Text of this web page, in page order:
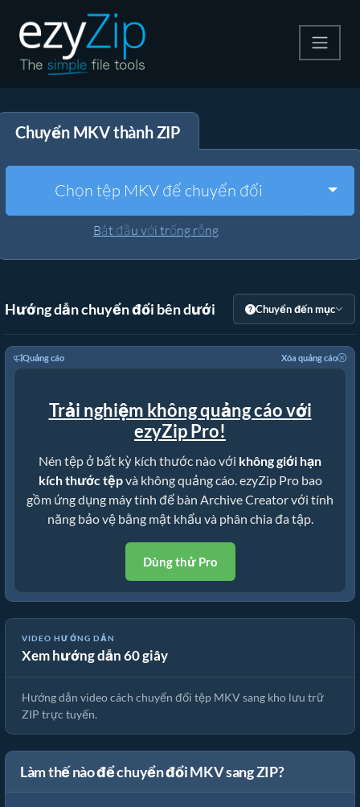
Giải nén
Công cụ khác
Chuyển MKV thành ZIP
Chọn tệp MKV để chuyển đổi
Bắt đầu với trống rỗng
Hướng dẫn chuyển đổi bên dưới Chuyển đến mục
Quảng cáo Xóa quảng cáo
Trải nghiệm không quảng cáo với
ezyZip Pro!
Nén tệp ở bất kỳ kích thước nào với không giới hạn
kích thước tệpvà không quảng cáo. ezyZip Pro bao
gồm ứng dụng máy tính để bàn Archive Creator với tính
năng bảo vệ bằng mật khẩu và phân chia đa tập.
Dùng thử Pro
VIDEO HƯỚNG DẪN
Xem hướng dẫn 60 giây
Hướng Dẫn Chuyển Đổi MKV Sang ZIP Trực Tuyến (Hướng Dẫn
Đơn Giản)
Hướng dẫn video cách chuyển đổi tệp MKV sang kho lưu trữ
ZIP trực tuyến.
Làm thế nào để chuyển đổi MKV sang ZIP?